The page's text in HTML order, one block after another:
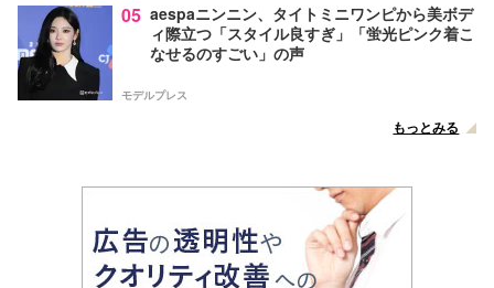
05 aespaニンニン、タイトミニワンピから美ボデ
ィ際立つ「スタイル良すぎ」「蛍光ピンク着こ
なせるのすごい」の声
モデルプレス
もっとみる